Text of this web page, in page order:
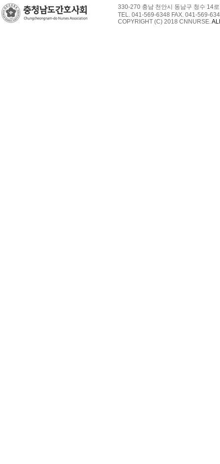
330-270 충남 천안시 동남구 청수 14
TEL. 041-569-6348 FAX. 041-569-
COPYRIGHT (C) 2018 CNNURSE.